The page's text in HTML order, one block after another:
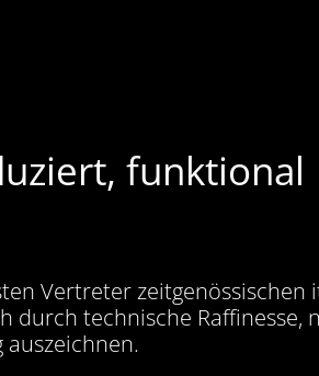
funktional
Vertreter zeitgenössischen
durch technische Raffinesse,